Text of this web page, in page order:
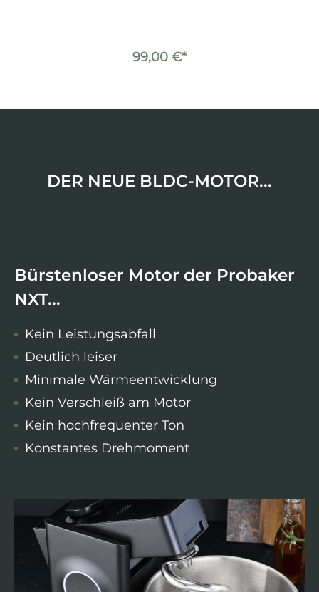
99,00 €*
DER NEUE BLDC-MOTOR...
Bürstenloser Motor der Probaker
NXT...
Kein Leistungsabfall
Deutlich leiser
Minimale Wärmeentwicklung
Kein Verschleiß am Motor
Kein hochfrequenter Ton
Konstantes Drehmoment